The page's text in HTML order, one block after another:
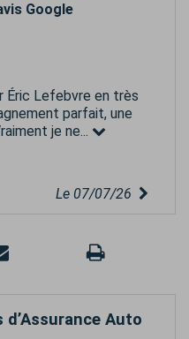
Google
Éric Lefebvre en très
parfait, une
je ne...
Le 07/07/26
d’Assurance Auto